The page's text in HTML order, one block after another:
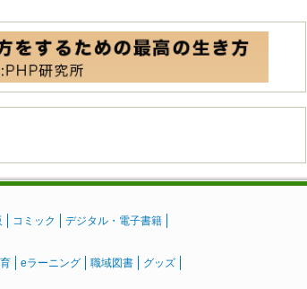
コミック デジタル・電子書籍
eラーニング 職域図書 グッズ